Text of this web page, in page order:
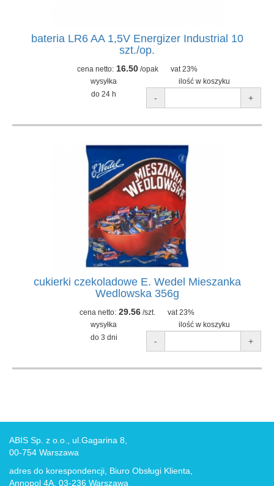
bateria LR6 AA 1,5V Energizer Industrial 10
szt./op.
cena netto: 16.50/opak
vat 23%
wysyłka
ilość w koszyku
do 24 h
- +
cukierki czekoladowe E. Wedel Mieszanka
Wedlowska 356g
cena netto: 29.56 /szt.
vat 23%
wysyłka
ilość w koszyku
do 3 dni
- +
ABIS Sp. z o.o., ul.Gagarina 8,
00-754 Warszawa
adres do korespondencji, Biuro Obsługi Klienta,
Annopol 4A, 03-236 Warszawa